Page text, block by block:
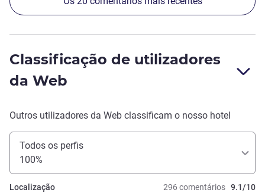
Classificação de utilizadores
da Web
Outros utilizadores da Web classificam o nosso hotel
Todos os perfis
100%
296 comentários 9.1/10
Localização